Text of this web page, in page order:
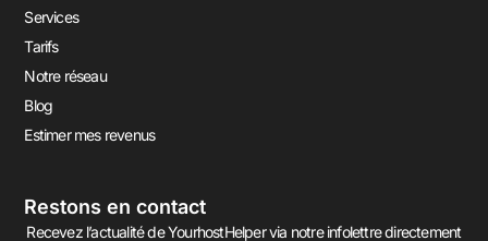
Services
Tarifs
Notre réseau
Blog
Estimer mes revenus
Restons en contact
Recevez l’actualité de YourhostHelper via notre infolettre directement